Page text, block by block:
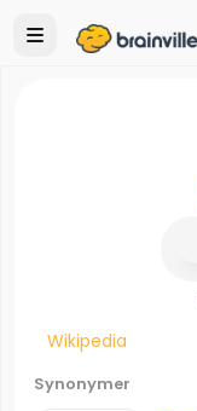
Wikipedia
Synonymer